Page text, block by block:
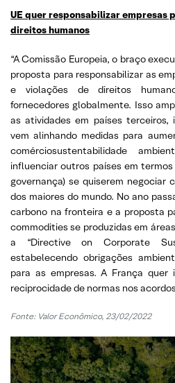
UE quer responsabilizar empresas
direitos humanos
“A Comissão Europeia, o braço
proposta para responsabilizar as
e violações de direitos
fornecedores globalmente. Isso
as atividades em países terceiros,
vem alinhando medidas para
comérciosustentabilidade
influenciar outros países em
governança) se quiserem negociar
dos maiores do mundo. No ano
carbono na fronteira e a proposta
commodities se produzidas em
a “Directive on Corporate
estabelecendo obrigações
para as empresas. A França
reciprocidade de normas nos
Fonte: Valor Econômico, 23/02/2022